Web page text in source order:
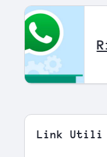
Link Utili